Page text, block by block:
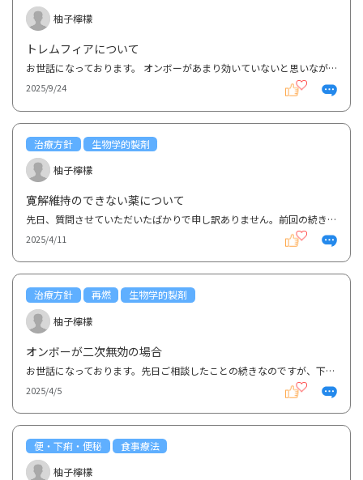
柚子檸檬
トレムフィアについて
お世話になっております。 オンボーがあまり効いていないと思いながらも、かれこれ1年使用しています。...
2025/9/24
治療方針
生物学的製剤
柚子檸檬
寛解維持のできない薬について
先日、質問させていただいたばかりで申し訳ありません。前回の続きとなります。本日、診察日でした。主...
2025/4/11
治療方針 再燃
生物学的製剤
柚子檸檬
オンボーが二次無効の場合
お世話になっております。先日ご相談したことの続きなのですが、下血の後、レクタブルを1週間1日2回使い...
2025/4/5
便・下痢・便秘
食事療法
柚子檸檬